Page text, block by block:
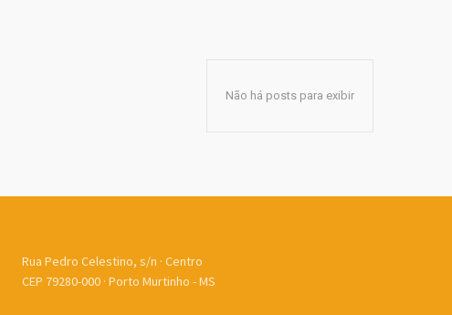
Não há posts para exibir
Rua Pedro Celestino, s/n · Centro
CEP 79280-000 · Porto Murtinho - MS